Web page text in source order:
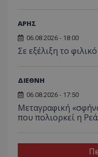
ΑΡΗΣ
06.08.2026 - 18:00
Σε εξέλιξη το
ΔΙΕΘΝΗ
06.08.2026 - 17:50
Μεταγραφική
που πολιορκεί η